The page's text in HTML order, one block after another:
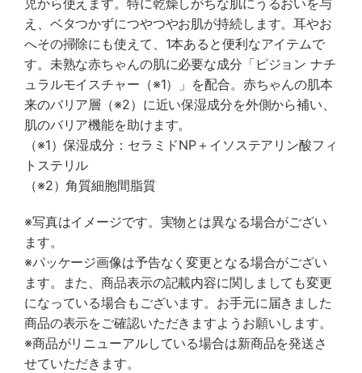
児から使えます。特に乾燥しがちな肌にうるおいを与
え、ベタつかずにつやつやお肌が持続します。耳やお
へその掃除にも使えて、1本あると便利なアイテムで
す。未熟な赤ちゃんの肌に必要な成分「ピジョン ナチ
ュラルモイスチャー（※1）」を配合。赤ちゃんの肌本
来のバリア層（※2）に近い保湿成分を外側から補い、
肌のバリア機能を助けます。
（※1）保湿成分：セラミドNP＋イソステアリン酸フィ
トステリル
（※2）角質細胞間脂質
※写真はイメージです。実物とは異なる場合がござい
ます。
※パッケージ画像は予告なく変更となる場合がござい
ます。また、商品表示の記載内容に関しましても変更
になっている場合もございます。お手元に届きました
商品の表示をご確認いただきますようお願いします。
※商品がリニューアルしている場合は新商品を発送さ
せていただきます。